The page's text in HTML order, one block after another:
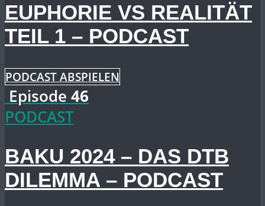
EUPHORIE VS REALITÄT
TEIL 1 – PODCAST
PODCAST ABSPIELEN
Episode 46
PODCAST
BAKU 2024 – DAS DTB
DILEMMA – PODCAST